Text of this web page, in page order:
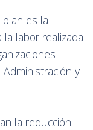
es la
la labor realizada
y
la reducción